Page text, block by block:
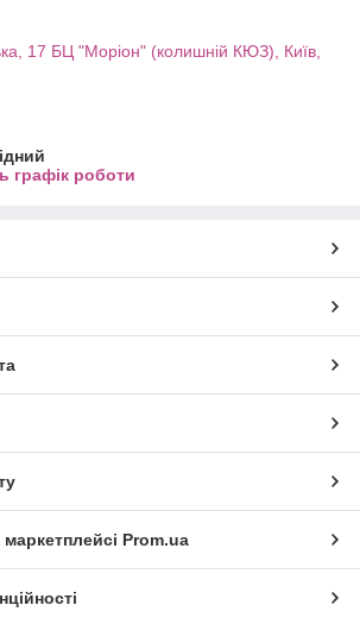
17 БЦ "Моріон" (колишній КЮЗ), Київ,
графік роботи
Prom.ua